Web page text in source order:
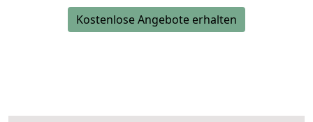
Kostenlose Angebote erhalten